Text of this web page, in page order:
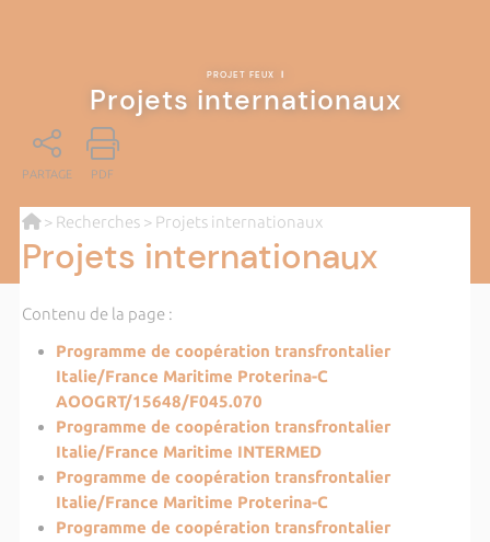
PROJET FEUX |
Projets internationaux
PARTAGE PDF
> Recherches> Projets internationaux
Projets internationaux
Contenu de la page :
Programme de coopération transfrontalier
Italie/France Maritime Proterina-C
AOOGRT/15648/F045.070
Programme de coopération transfrontalier
Italie/France Maritime INTERMED
Programme de coopération transfrontalier
Italie/France Maritime Proterina-C
Programme de coopération transfrontalier